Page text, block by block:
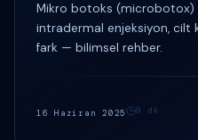
Mikro botoks (microbotox)
intradermal enjeksiyon, cilt
fark — bilimsel rehber.
16 Haziran 2025 9 dk